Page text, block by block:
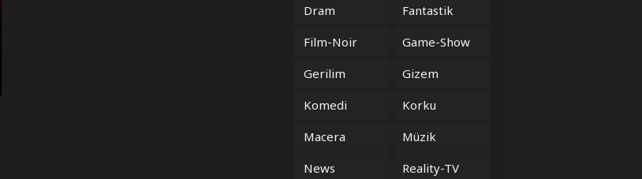
Dram
Fantastik
Film-Noir
Game-Show
Gerilim
Gizem
Komedi
Korku
Macera
Müzik
News
Reality-TV